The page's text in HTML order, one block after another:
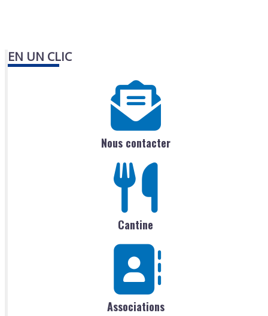
EN UN CLIC
Nous contacter
Cantine
Associations